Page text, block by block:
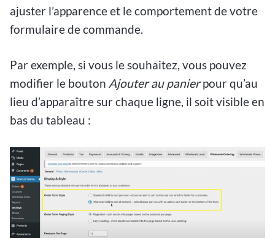
ajuster l’apparence et le comportement de votre
formulaire de commande.
Par exemple, si vous le souhaitez, vous pouvez
modifier le bouton Ajouter au panierpour qu’au
lieu d’apparaître sur chaque ligne, il soit visible en
bas du tableau :